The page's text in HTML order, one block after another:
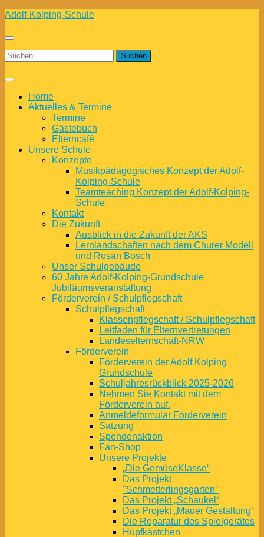
Zum
springen
Adolf-Kolping-Schule
Suchen
nach:
Home
Aktuelles & Termine
Termine
Gästebuch
Elterncafé
Unsere Schule
Konzepte
Musikpädagogisches Konzept der Adolf-
Kolping-Schule
Teamteaching Konzept der Adolf-Kolping-
Schule
Kontakt
Die Zukunft
Ausblick in die Zukunft der AKS
Lernlandschaften nach dem Churer Modell
und Rosan Bosch
Unser Schulgebäude
60 Jahre Adolf-Kolping-Grundschule
Jubiläumsveranstaltung
Förderverein / Schulpflegschaft
Schulpflegschaft
Klassenpflegschaft / Schulpflegschaft
Leitfaden für Elternvertretungen
Landeselternschaft-NRW
Förderverein
Förderverein der Adolf Kolping
Grundschule
Schuljahresrückblick 2025-2026
Nehmen Sie Kontakt mit dem
Förderverein auf.
Anmeldeformular Förderverein
Satzung
Spendenaktion
Fan-Shop
Unsere Projekte
„Die GemüseKlasse“
Das Projekt
"Schmetterlingsgarten"
Das Projekt „Schaukel“
Das Projekt „Mauer Gestaltung“
Die Reparatur des Spielgerätes
Hüpfkästchen